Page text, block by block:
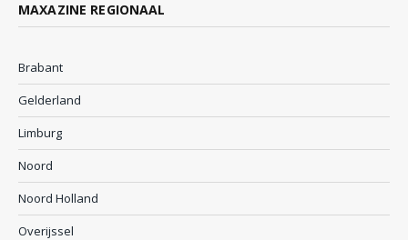
MAXAZINE REGIONAAL
Brabant
Gelderland
Limburg
Noord
Noord Holland
Overijssel